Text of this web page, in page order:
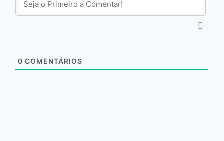
0 COMENTÁRIOS